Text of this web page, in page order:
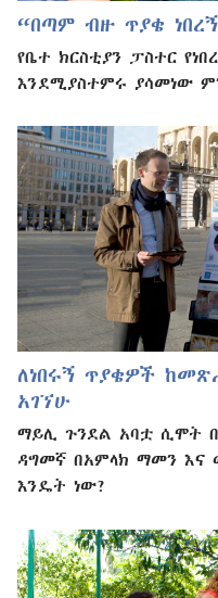
“በጣም ብዙ ጥያቄ
የቤተ ክርስቲያን ፓስተር
እንደሚያስተምሩ ያሳመነው
ለነበሩኝ ጥያቄዎች
አገኘሁ
ማይሊ ጉንደል አባቷ ሲሞት
ዳግመኛ በአምላክ ማመን እና
እንዴት ነው?